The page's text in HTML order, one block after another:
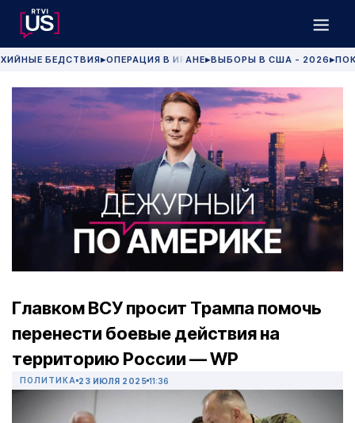
БЕДСТВИЯ▶ОПЕРАЦИЯ В ИРАНЕ▶ВЫБОРЫ В США - 2026 ▶
Главком ВСУ просит Трампа помочь
перенести боевые действия на
территорию России — WP
ПОЛИТИКА 23 ИЮЛЯ 2025 11:36